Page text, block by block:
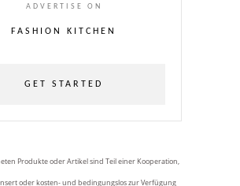
ADVERTISE ON
FASHION KITCHEN
GET STARTED
Produkte oder Artikel sind Teil einer Kooperation,
oder kosten- und bedingungslos zur Verfügung